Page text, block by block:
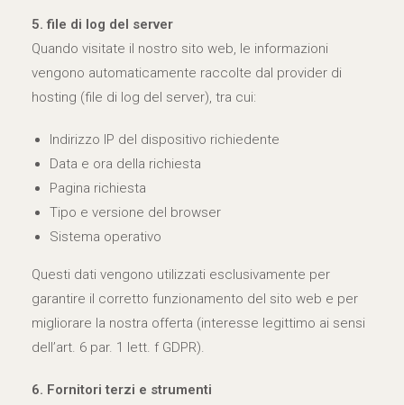
5. file di log del server
Quando visitate il nostro sito web, le informazioni
vengono automaticamente raccolte dal provider di
hosting (file di log del server), tra cui:
Indirizzo IP del dispositivo richiedente
Data e ora della richiesta
Pagina richiesta
Tipo e versione del browser
Sistema operativo
Questi dati vengono utilizzati esclusivamente per
garantire il corretto funzionamento del sito web e per
migliorare la nostra offerta (interesse legittimo ai sensi
dell’art. 6 par. 1 lett. f GDPR).
6. Fornitori terzi e strumenti